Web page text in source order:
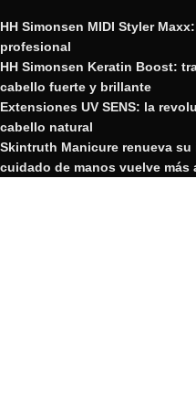
HH Simonsen MIDI Styler
profesional
HH Simonsen Keratin Boost:
cabello fuerte y brillante
Extensiones UV SENS: la
cabello natural
Skintruth Manicure renueva
cuidado de manos vuelve más